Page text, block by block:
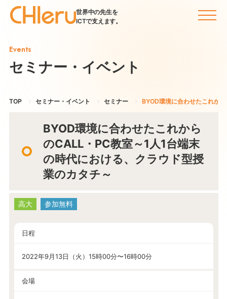
世界中の先生を
ICTで支えます。
Events
セミナー・イベント
TOP セミナー・イベント セミナー BYOD環境に合わせたこれか
BYOD環境に合わせたこれから
のCALL・PC教室～1人1台端末
の時代における、クラウド型授
業のカタチ～
高大 参加無料
日程
2022年9月13日（火）15時00分〜16時00分
会場